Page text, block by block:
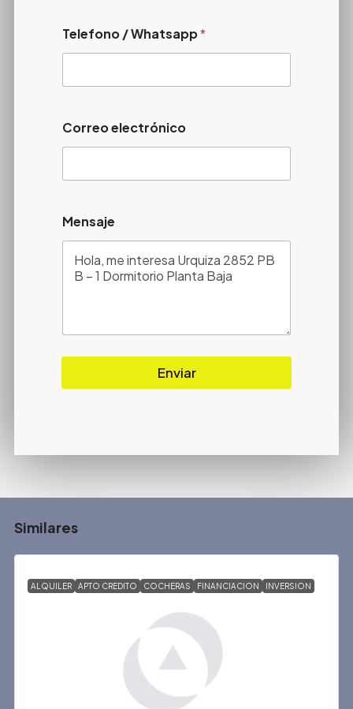
Telefono / Whatsapp*
Correo electrónico
Mensaje
Enviar
Similares
ALQUILER APTO CREDITO COCHERAS FINANCIACION INVERSION